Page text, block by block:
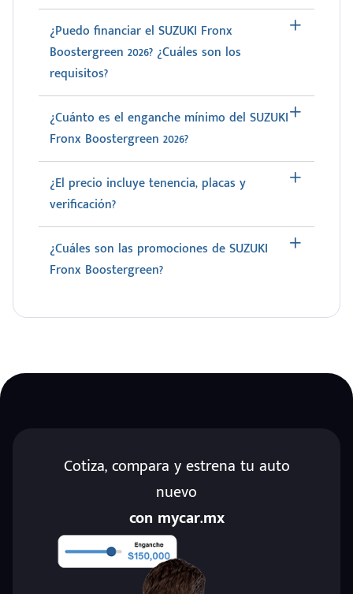
¿Puedo financiar el SUZUKI Fronx
Boostergreen 2026? ¿Cuáles son los
requisitos?
¿Cuánto es el enganche mínimo del SUZUKI
Fronx Boostergreen 2026?
¿El precio incluye tenencia, placas y
verificación?
¿Cuáles son las promociones de SUZUKI
Fronx Boostergreen?
Cotiza, compara y estrena tu auto
nuevo
con mycar.mx